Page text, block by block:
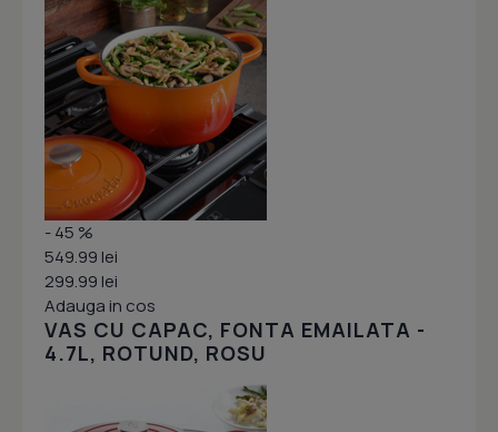
- 45 %
549.99 lei
299.99 lei
Adauga in cos
VAS CU CAPAC, FONTA EMAILATA -
4.7L, ROTUND, ROSU